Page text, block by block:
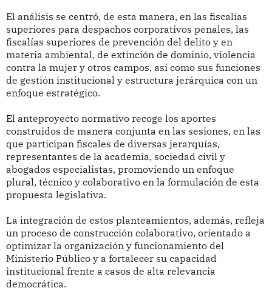
El análisis se centró, de esta manera, en las fiscalías
superiores para despachos corporativos penales, las
fiscalías superiores de prevención del delito y en
materia ambiental, de extinción de dominio, violencia
contra la mujer y otros campos, así como sus funciones
de gestión institucional y estructura jerárquica con un
enfoque estratégico.
El anteproyecto normativo recoge los aportes
construidos de manera conjunta en las sesiones, en las
que participan fiscales de diversas jerarquías,
representantes de la academia, sociedad civil y
abogados especialistas, promoviendo un enfoque
plural, técnico y colaborativo en la formulación de esta
propuesta legislativa.
La integración de estos planteamientos, además, refleja
un proceso de construcción colaborativo, orientado a
optimizar la organización y funcionamiento del
Ministerio Público y a fortalecer su capacidad
institucional frente a casos de alta relevancia
democrática.